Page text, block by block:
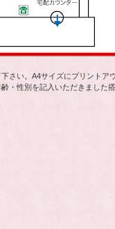
さい。A4サイズにプリントア
・性別を記入いただきました